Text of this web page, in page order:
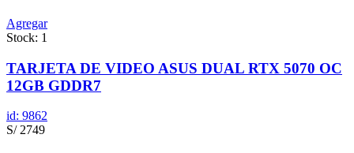
Agregar
Stock: 1
TARJETA DE VIDEO ASUS DUAL RTX 5070 OC
12GB GDDR7
id: 9862
S/ 2749